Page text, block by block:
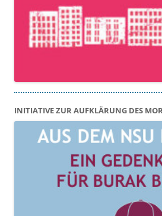
INITIATIVE ZUR AUFKLÄRUNG DES